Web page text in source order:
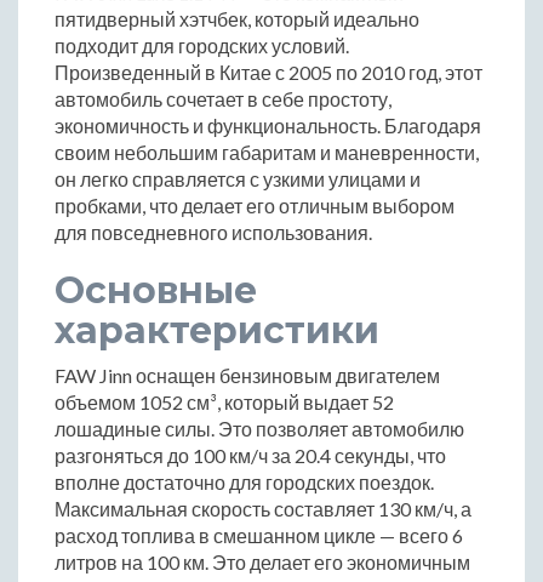
пятидверный хэтчбек, который идеально
подходит для городских условий.
Произведенный в Китае с 2005 по 2010 год, этот
автомобиль сочетает в себе простоту,
экономичность и функциональность. Благодаря
своим небольшим габаритам и маневренности,
он легко справляется с узкими улицами и
пробками, что делает его отличным выбором
для повседневного использования.
Основные
характеристики
FAW Jinn оснащен бензиновым двигателем
объемом 1052 см³, который выдает 52
лошадиные силы. Это позволяет автомобилю
разгоняться до 100 км/ч за 20.4 секунды, что
вполне достаточно для городских поездок.
Максимальная скорость составляет 130 км/ч, а
расход топлива в смешанном цикле — всего 6
литров на 100 км. Это делает его экономичным